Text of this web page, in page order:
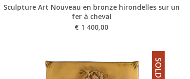
Sculpture Art Nouveau en bronze hirondelles sur un
fer à cheval
€ 1 400,00
SOLD